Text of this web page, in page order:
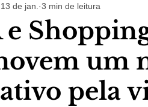
um
pela
13 de jan. 3 min de leitura